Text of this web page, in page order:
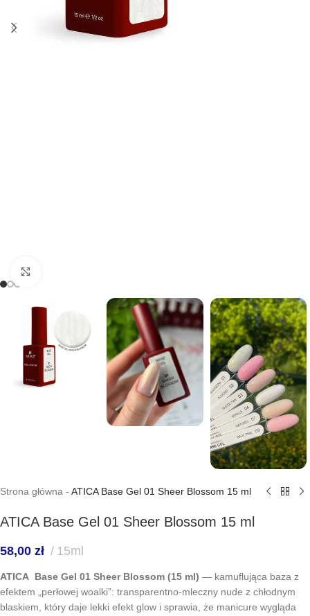
Strona główna - ATICA Base Gel 01 Sheer Blossom 15 ml
ATICA Base Gel 01 Sheer Blossom 15 ml
58,00 zł 15ml
ATICA Base Gel 01 Sheer Blossom (15 ml) — kamuflująca baza z
efektem „perłowej woalki”: transparentno-mleczny nude z chłodnym
blaskiem, który daje lekki efekt glow i sprawia, że manicure wygląda